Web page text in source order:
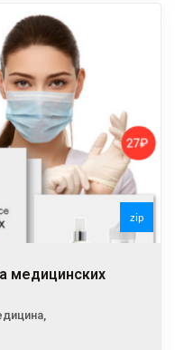
zip
медицинских
,